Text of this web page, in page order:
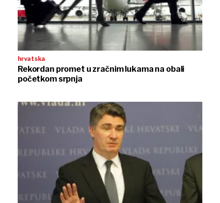
hrvatska
Rekordan promet u zračnim lukama na obali
početkom srpnja